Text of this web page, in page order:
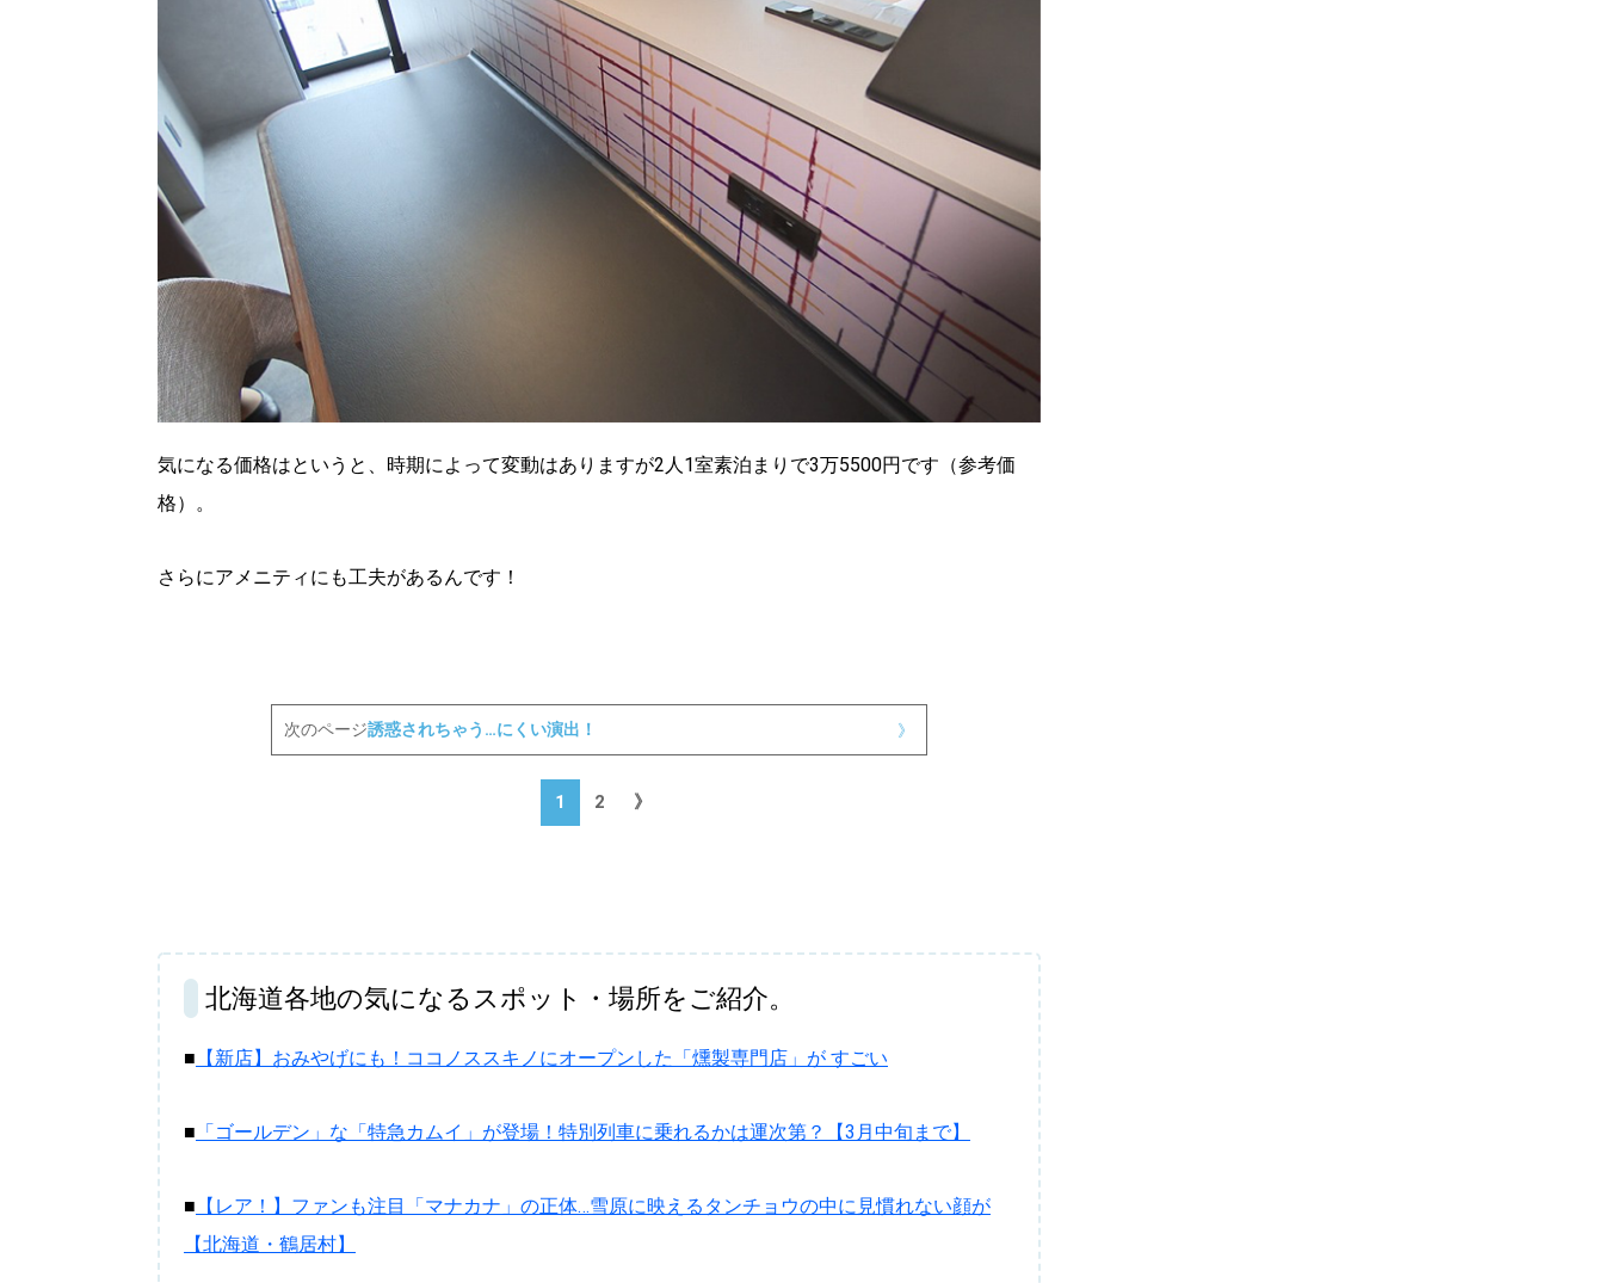
気になる価格はというと、時期によって変動はありますが2人1室素泊まりで3万5500円です（参考価
格）。
さらにアメニティにも工夫があるんです！
次のページ誘惑されちゃう…にくい演出！ 》
1 2 》
北海道各地の気になるスポット・場所をご紹介。
■ 【新店】おみやげにも！ココノススキノにオープンした「燻製専門店」が すごい
■ 「ゴールデン」な「特急カムイ」が登場！特別列車に乗れるかは運次第？【3月中旬まで】
■ 【レア！】ファンも注目「マナカナ」の正体…雪原に映えるタンチョウの中に見慣れない顔が
【北海道・鶴居村】